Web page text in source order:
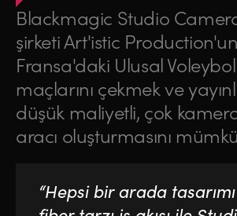
Blackmagic Studio
şirketi Art'istic
Fransa'daki Ulusal
maçlarını çekmek ve
düşük maliyetli, çok
aracı oluşturmasını
“Hepsi bir arada